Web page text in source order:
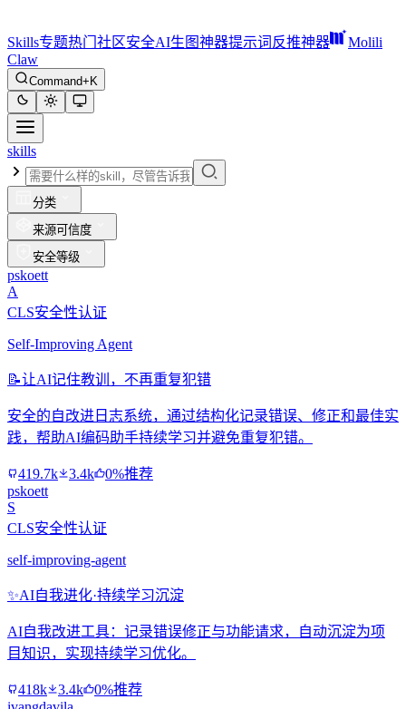
Skills专题热门 社区安全AI生图神器提示词反推神器
Molili
Claw
Command+K
skills
分类
来源可信度
安全等级
pskoett
A
CLS安全性认证
Self-Improving Agent
📝让AI记住教训，不再重复犯错
安全的自改进日志系统，通过结构化记录错误、修正和最佳实
践，帮助AI编码助手持续学习并避免重复犯错。
419.7k 3.4k
0%推荐
pskoett
S
CLS安全性认证
self-improving-agent
✨AI自我进化·持续学习沉淀
AI自我改进工具：记录错误修正与功能请求，自动沉淀为项
目知识，实现持续学习优化。
418k 3.4k
0%推荐